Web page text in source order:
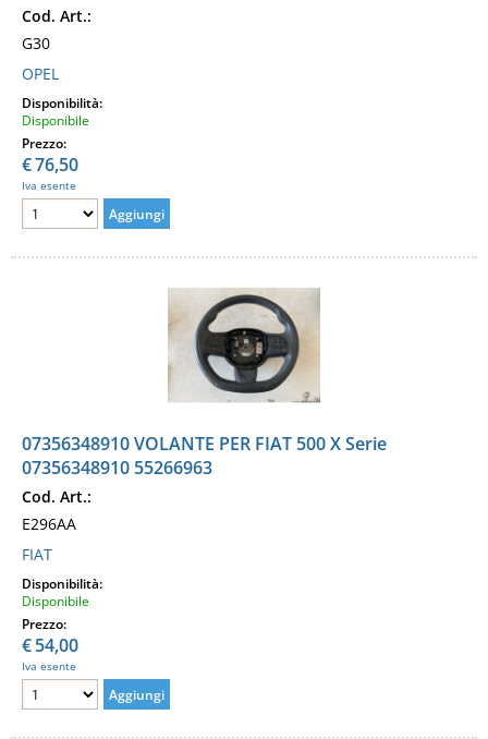
Cod. Art.:
G30
OPEL
Disponibilità:
Disponibile
Prezzo:
€76,50
Iva esente
07356348910 VOLANTE PER FIAT 500 X Serie
07356348910 55266963
Cod. Art.:
E296AA
FIAT
Disponibilità:
Disponibile
Prezzo:
€54,00
Iva esente